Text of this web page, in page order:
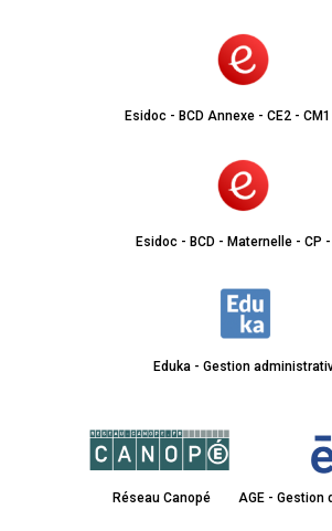
Esidoc - BCD Annexe - CE2 -
Esidoc - BCD - Maternelle - CP -
Eduka - Gestion
Réseau Canopé AGE - Gestion